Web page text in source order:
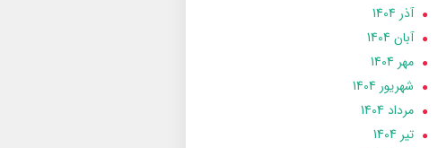
آذر 1404
آبان 1404
مهر 1404
شهریور 1404
مرداد 1404
تير 1404